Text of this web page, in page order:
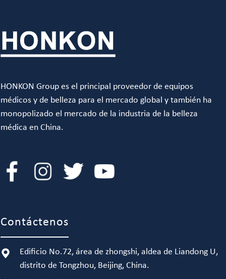
HONKON Group es el principal proveedor de equipos
médicos y de belleza para el mercado global y también ha
monopolizado el mercado de la industria de la belleza
médica en China.
Contáctenos
Edificio No.72, área de zhongshi, aldea de Liandong U,
distrito de Tongzhou, Beijing, China.